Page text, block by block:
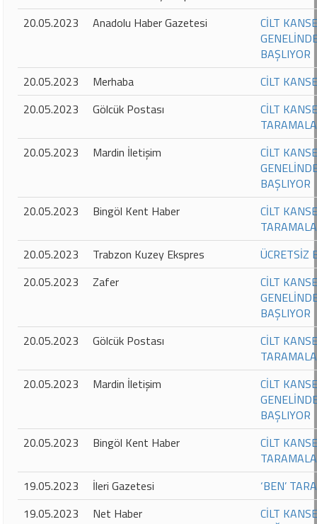
20.05.2023
Anadolu Haber Gazetesi
CİLT
BAŞLIYOR
20.05.2023
Merhaba
CİLT
20.05.2023
Gölcük Postası
CİLT
20.05.2023
Mardin İletişim
CİLT
BAŞLIYOR
20.05.2023
Bingöl Kent Haber
CİLT
20.05.2023
Trabzon Kuzey Ekspres
ÜCRETSİZ
20.05.2023
Zafer
CİLT
BAŞLIYOR
20.05.2023
Gölcük Postası
CİLT
20.05.2023
Mardin İletişim
CİLT
BAŞLIYOR
20.05.2023
Bingöl Kent Haber
CİLT
19.05.2023
İleri Gazetesi
‘BEN’
19.05.2023
Net Haber
CİLT